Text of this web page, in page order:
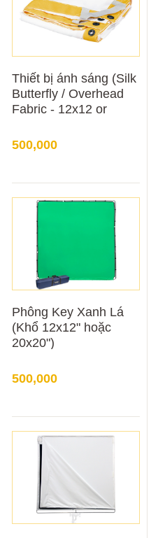
Thiết bị ánh sáng (Silk
Butterfly / Overhead
Fabric - 12x12 or
500,000
Phông Key Xanh Lá
(Khổ 12x12" hoặc
20x20")
500,000